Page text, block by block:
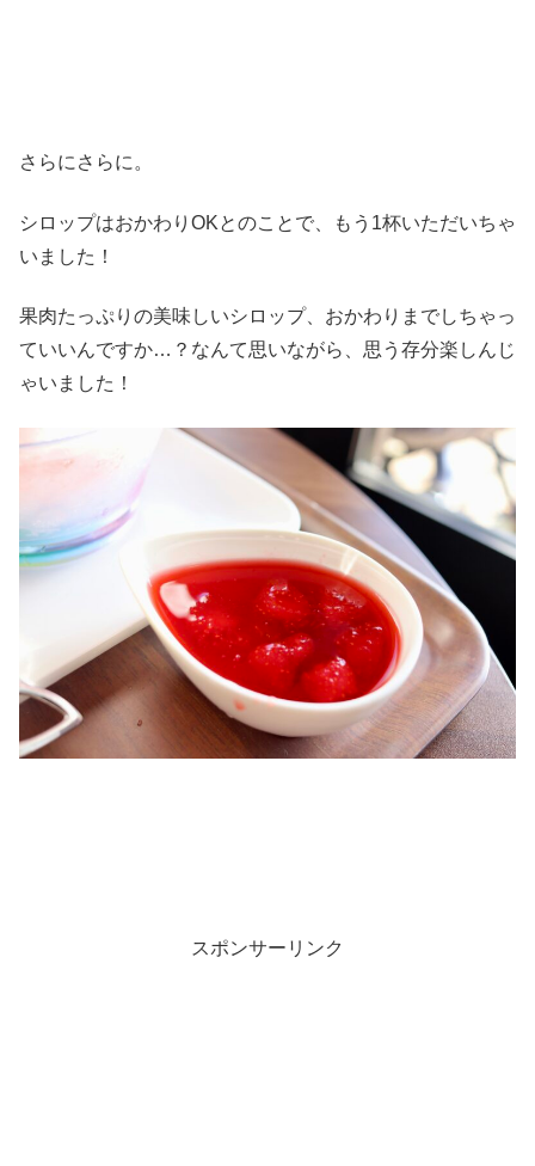
さらにさらに。
シロップはおかわりOKとのことで、もう1杯いただいちゃ
いました！
果肉たっぷりの美味しいシロップ、おかわりまでしちゃっ
ていいんですか…？なんて思いながら、思う存分楽しんじ
ゃいました！
スポンサーリンク